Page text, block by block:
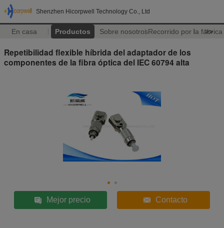
Shenzhen Hicorpwell Technology Co., Ltd
En casa Productos Sobre nosotrosRecorrido por la fábrica
>>
Repetibilidad flexible híbrida del adaptador de los
componentes de la fibra óptica del IEC 60794 alta
Mejor precio Contacto